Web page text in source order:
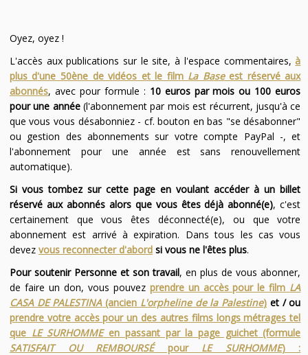
Oyez, oyez !
L'accès aux publications sur le site, à l'espace commentaires,à
plus d'une 50ène de vidéos et le film La Baseest réservé aux
abonnés, avec pour formule : 10 euros par mois ou 100 euros
pour une année(l'abonnement par mois est récurrent, jusqu'à ce
que vous vous désabonniez - cf. bouton en bas "se désabonner"
ou gestion des abonnements sur votre compte PayPal -, et
l'abonnement pour une année est sans renouvellement
automatique).
Si vous tombez sur cette page en voulant accéder à un billet
réservé aux abonnés alors que vous êtes déjà abonné(e), c'est
certainement que vous êtes déconnecté(e), ou que votre
abonnement est arrivé à expiration. Dans tous les cas vous
devez vous reconnecter d'abordsi vous ne l'êtes plus.
Pour soutenir Personne et son travail, en plus de vous abonner,
de faire un don, vous pouvez prendre un accès pour le film LA
CASA DE PALESTINA(ancien L'orpheline de la Palestine) et / ou
prendre votre accès pour un des autres films longs métrages tel
que LE SURHOMMEen passant par la page guichet (formule
SATISFAIT OU REMBOURSÉpour LE SURHOMME) :